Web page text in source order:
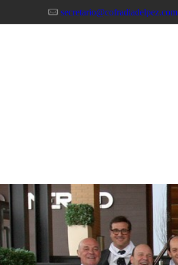
secretario@cofradiadelpez.com